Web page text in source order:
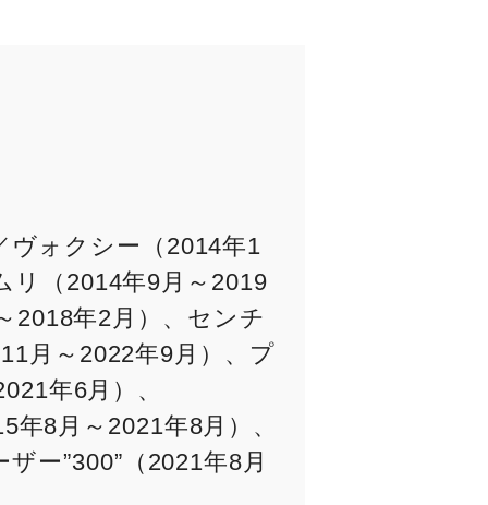
ヴォクシー（2014年1
リ（2014年9月～2019
2018年2月）、センチ
月～2022年9月）、プ
年6月）、
8月～2021年8月）、
ー”300”（2021年8月